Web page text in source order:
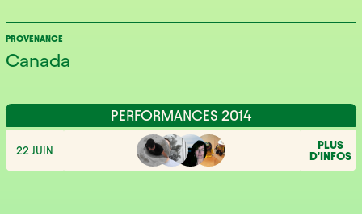
PROVENANCE
Canada
PERFORMANCES 2014
22 JUIN
PLUS
D'INFOS